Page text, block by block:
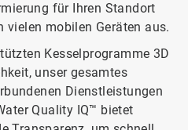
für Ihren Standort
mobilen Geräten aus.
Kesselprogramme 3D
unser gesamtes
Dienstleistungen
Quality IQ™ bietet